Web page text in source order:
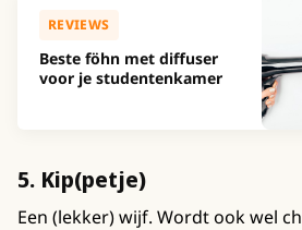
REVIEWS
Beste föhn met diffuser
voor je studentenkamer
5. Kip(petje)
Een (lekker) wijf. Wordt ook wel